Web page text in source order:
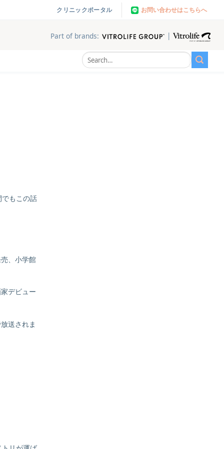
クリニックポータル お問い合わせはこちらへ
Part of brands: |
もこの話
、小学館
デビュー
送されま